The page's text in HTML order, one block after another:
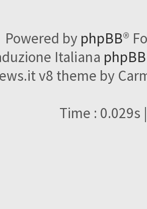
Powered by phpBB®
Italiana
v8 theme by
Time : 0.029s